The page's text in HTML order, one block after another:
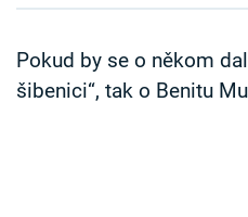
Pokud by se o někom
šibenici“, tak o Benitu